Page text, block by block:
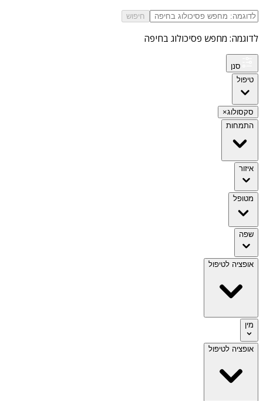
חיפוש
לדוגמה: מחפש פסיכולוג בחיפה
סנן
טיפול
סקסולוג×
התמחות
איזור
מטופל
שפה
אופציה לטיפול
מין
אופציה לטיפול